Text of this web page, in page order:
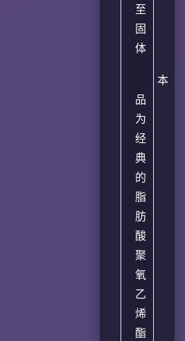
至
固
体
本
品
为
经
典
的
脂
肪
酸
聚
氧
乙
烯
酯